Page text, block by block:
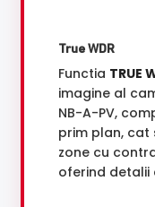
True WDR
Functia TRUE
imagine al
NB-A-PV,
prim plan, cat
zone cu
oferind detalii